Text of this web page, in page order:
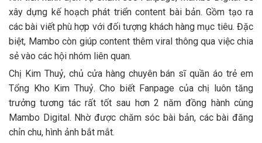
xây dựng kế hoạch phát triển content bài bản. Gồm tạo ra
các bài viết phù hợp với đối tượng khách hàng mục tiêu. Đặc
biệt, Mambo còn giúp content thêm viral thông qua việc chia
sẻ vào các hội nhóm liên quan.
Chị Kim Thuỷ, chủ cửa hàng chuyên bán sĩ quần áo trẻ em
Tổng Kho Kim Thuỷ. Cho biết Fanpage của chị luôn tăng
trưởng tương tác rất tốt sau hơn 2 năm đồng hành cùng
Mambo Digital. Nhờ được chăm sóc bài bản, các bài đăng
chỉn chu, hình ảnh bắt mắt.